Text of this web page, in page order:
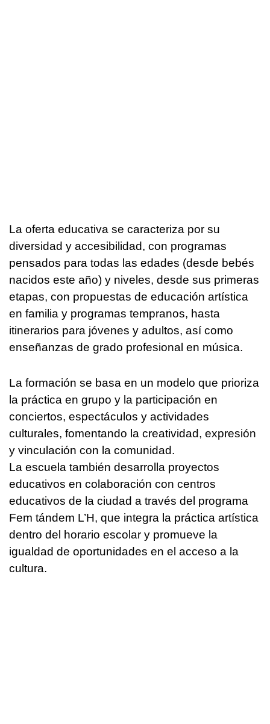
La oferta educativa se caracteriza por su
diversidad y accesibilidad, con programas
pensados ​​para todas las edades (desde bebés
nacidos este año) y niveles, desde sus primeras
etapas, con propuestas de educación artística
en familia y programas tempranos, hasta
itinerarios para jóvenes y adultos, así como
enseñanzas de grado profesional en música.
La formación se basa en un modelo que prioriza
la práctica en grupo y la participación en
conciertos, espectáculos y actividades
culturales, fomentando la creatividad, expresión
y vinculación con la comunidad.
La escuela también desarrolla proyectos
educativos en colaboración con centros
educativos de la ciudad a través del programa
Fem tándem L’H, que integra la práctica artística
dentro del horario escolar y promueve la
igualdad de oportunidades en el acceso a la
cultura.